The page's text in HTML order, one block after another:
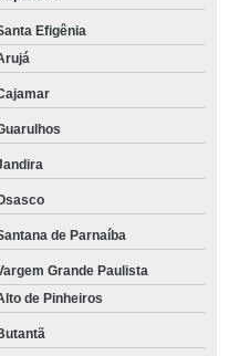
Osasco
Europa
Morumbi
Efigênia
de Parnaíba
Grande Paulista
de Pinheiros